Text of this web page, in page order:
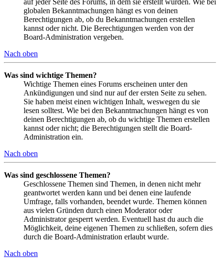
globalen Bekanntmachungen hängt es von deinen
Berechtigungen ab, ob du Bekanntmachungen erstellen
kannst oder nicht. Die Berechtigungen werden von der
Board-Administration vergeben.
Nach oben
Was sind wichtige Themen?
Wichtige Themen eines Forums erscheinen unter den
Ankündigungen und sind nur auf der ersten Seite zu sehen.
Sie haben meist einen wichtigen Inhalt, weswegen du sie
lesen solltest. Wie bei den Bekanntmachungen hängt es von
deinen Berechtigungen ab, ob du wichtige Themen erstellen
kannst oder nicht; die Berechtigungen stellt die Board-
Administration ein.
Nach oben
Was sind geschlossene Themen?
Geschlossene Themen sind Themen, in denen nicht mehr
geantwortet werden kann und bei denen eine laufende
Umfrage, falls vorhanden, beendet wurde. Themen können
aus vielen Gründen durch einen Moderator oder
Administrator gesperrt werden. Eventuell hast du auch die
Möglichkeit, deine eigenen Themen zu schließen, sofern dies
durch die Board-Administration erlaubt wurde.
Nach oben